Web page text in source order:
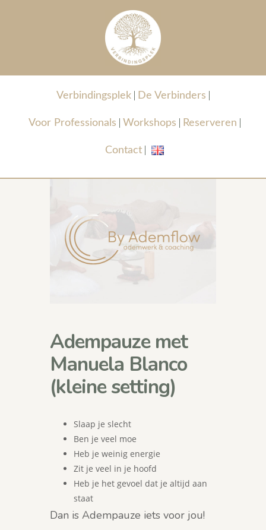
Verbindingsplek De Verbinders
Voor Professionals Workshops Reserveren
Contact
Adempauze met
Manuela Blanco
(kleine setting)
Slaap je slecht
Ben je veel moe
Heb je weinig energie
Zit je veel in je hoofd
Heb je het gevoel dat je altijd aan
staat
Dan is Adempauze iets voor jou!